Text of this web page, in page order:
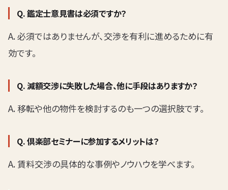
Q. 鑑定士意見書は必須ですか？
A. 必須ではありませんが、交渉を有利に進めるために有
効です。
Q. 減額交渉に失敗した場合、他に手段はありますか？
A. 移転や他の物件を検討するのも一つの選択肢です。
Q. 倶楽部セミナーに参加するメリットは？
A. 賃料交渉の具体的な事例やノウハウを学べます。